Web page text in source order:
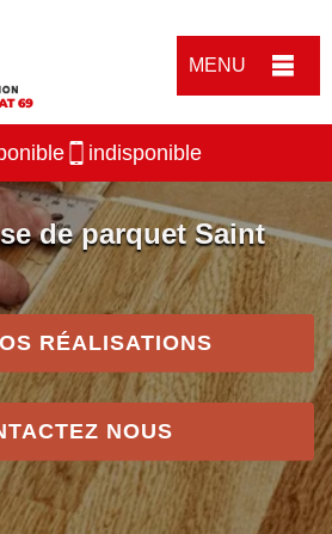
MENU
indisponible
de parquet Saint
RÉALISATIONS
NOUS